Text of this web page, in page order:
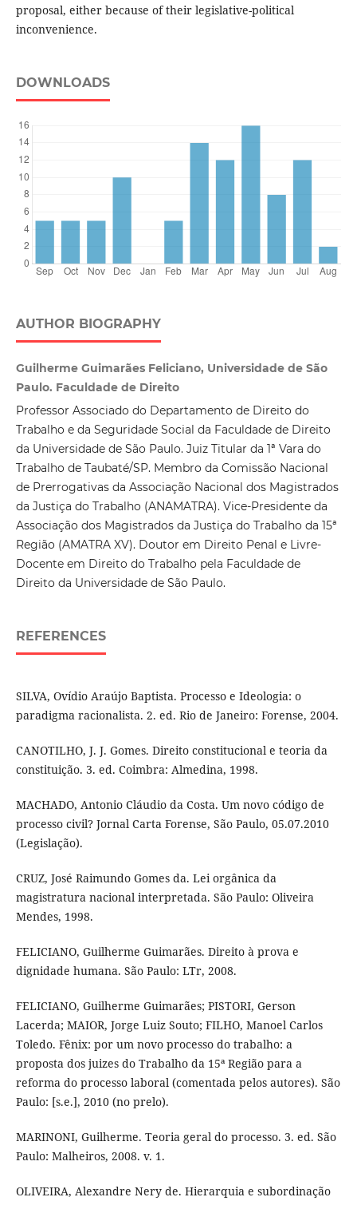
proposal, either because of their legislative-political
inconvenience.
DOWNLOADS
AUTHOR BIOGRAPHY
Guilherme Guimarães Feliciano, Universidade de São
Paulo. Faculdade de Direito
Professor Associado do Departamento de Direito do
Trabalho e da Seguridade Social da Faculdade de Direito
da Universidade de São Paulo. Juiz Titular da 1ª Vara do
Trabalho de Taubaté/SP. Membro da Comissão Nacional
de Prerrogativas da Associação Nacional dos Magistrados
da Justiça do Trabalho (ANAMATRA). Vice-Presidente da
Associação dos Magistrados da Justiça do Trabalho da 15ª
Região (AMATRA XV). Doutor em Direito Penal e Livre-
Docente em Direito do Trabalho pela Faculdade de
Direito da Universidade de São Paulo.
REFERENCES
SILVA, Ovídio Araújo Baptista. Processo e Ideologia: o
paradigma racionalista. 2. ed. Rio de Janeiro: Forense, 2004.
CANOTILHO, J. J. Gomes. Direito constitucional e teoria da
constituição. 3. ed. Coimbra: Almedina, 1998.
MACHADO, Antonio Cláudio da Costa. Um novo código de
processo civil? Jornal Carta Forense, São Paulo, 05.07.2010
(Legislação).
CRUZ, José Raimundo Gomes da. Lei orgânica da
magistratura nacional interpretada. São Paulo: Oliveira
Mendes, 1998.
FELICIANO, Guilherme Guimarães. Direito à prova e
dignidade humana. São Paulo: LTr, 2008.
FELICIANO, Guilherme Guimarães; PISTORI, Gerson
Lacerda; MAIOR, Jorge Luiz Souto; FILHO, Manoel Carlos
Toledo. Fênix: por um novo processo do trabalho: a
proposta dos juizes do Trabalho da 15ª Região para a
reforma do processo laboral (comentada pelos autores). São
Paulo: [s.e.], 2010 (no prelo).
MARINONI, Guilherme. Teoria geral do processo. 3. ed. São
Paulo: Malheiros, 2008. v. 1.
OLIVEIRA, Alexandre Nery de. Hierarquia e subordinação